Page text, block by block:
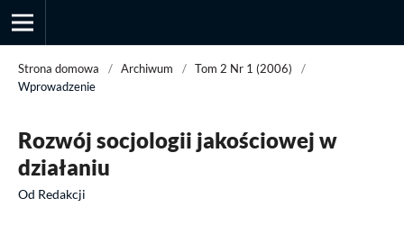
Przegląd Socjologii Jakościowej
Strona domowa / Archiwum / Tom 2 Nr 1 (2006)
/
Wprowadzenie
Rozwój socjologii jakościowej w
działaniu
Od Redakcji